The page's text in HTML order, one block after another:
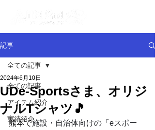
記事
全ての記事
アイテム紹介
実績紹介
全ての記事
UDe-Sportsさま、オリジ
ナルTシャツ🎵
2024年6月10日
熊本で施設・自治体向けの「eスポー